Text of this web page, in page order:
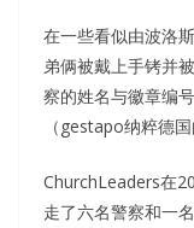
在一些看似由波洛
弟俩被戴上手铐并
察的姓名与徽章编
（gestapo纳粹德
ChurchLeaders在
走了六名警察和一